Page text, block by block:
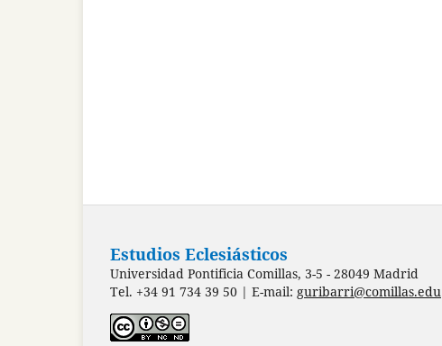
Estudios Eclesiásticos
Universidad Pontificia Comillas, 3-5 - 28049 Madrid
Tel. +34 91 734 39 50 | E-mail: guribarri@comillas.edu